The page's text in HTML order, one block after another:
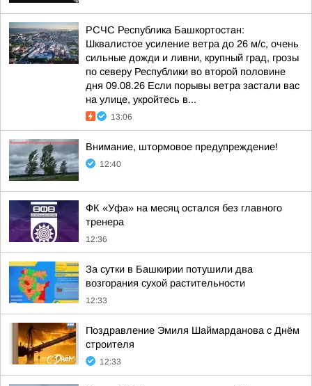
РСЧС Республика Башкортостан:
Шквалистое усиление ветра до 26 м/с, очень
сильные дожди и ливни, крупный град, грозы
по северу Республики во второй половине
дня 09.08.26 Если порывы ветра застали вас
на улице, укройтесь в...
13:06
Внимание, штормовое предупреждение!
12:40
ФК «Уфа» на месяц остался без главного
тренера
12:36
За сутки в Башкирии потушили два
возгорания сухой растительности
12:33
Поздравление Эмиля Шаймарданова с Днём
строителя
12:33